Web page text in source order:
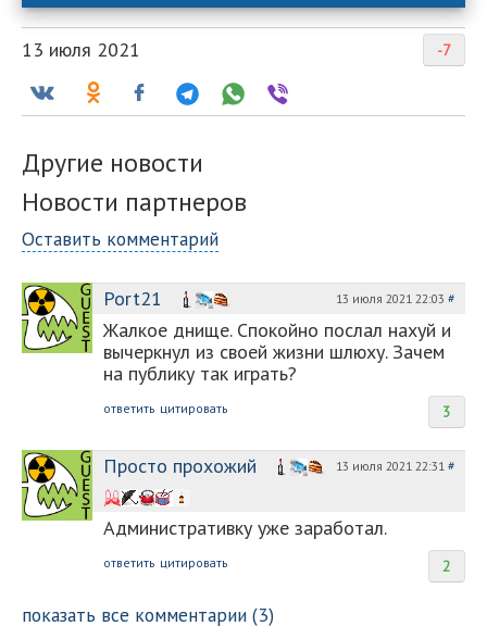
-7
13 июля 2021
Другие новости
Новости партнеров
Оставить комментарий
Port21 13 июля 2021 22:03 #
Жалкое днище. Спокойно послал нахуй и
вычеркнул из своей жизни шлюху. Зачем
на публику так играть?
3
ответить цитировать
Просто прохожий 13 июля 2021 22:31 #
Административку уже заработал.
2
ответить цитировать
показать все комментарии (3)